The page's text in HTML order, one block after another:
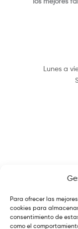
Para ofrecer las
cookies para
consentimiento de
como el
Lunes a